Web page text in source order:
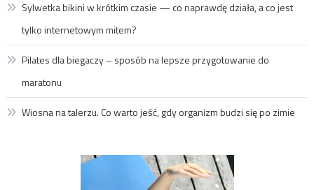
Sylwetka bikini w krótkim czasie — co naprawdę działa, a co jest
tylko internetowym mitem?
Pilates dla biegaczy – sposób na lepsze przygotowanie do
maratonu
Wiosna na talerzu. Co warto jeść, gdy organizm budzi się po zimie